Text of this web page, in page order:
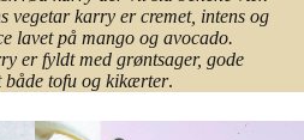
vegetar karry er cremet, intens og
lavet på mango og avocado.
er fyldt med grøntsager, gode
både tofu og kikærter.